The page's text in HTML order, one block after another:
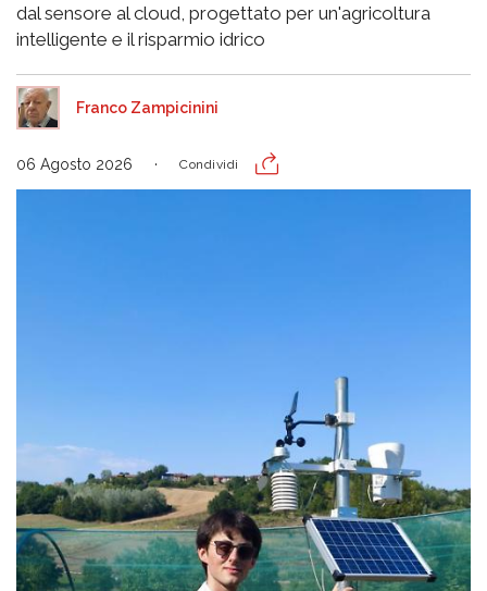
dal sensore al cloud, progettato per un'agricoltura
intelligente e il risparmio idrico
Franco Zampicinini
06 Agosto 2026 Condividi